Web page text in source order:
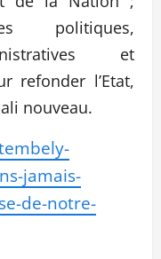
politiques,
et
refonder l’Etat,
nouveau.
jamais-
de-notre-